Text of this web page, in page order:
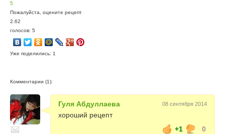
5
Пожалуйста, оцените рецепт
2.62
голосов: 5
Уже поделились: 1
Комментарии (1):
Гуля Абдуллаева 08 сентября 2014
хороший рецепт
+1
0